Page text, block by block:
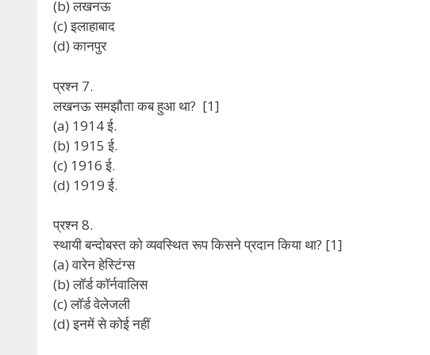
(b) लखनऊ
(c) इलाहाबाद
(d) कानपुर
प्रश्न 7.
लखनऊ समझौता कब हुआ था? [1]
(a) 1914 ई.
(b) 1915 ई.
(c) 1916 ई.
(d) 1919 ई.
प्रश्न 8.
स्थायी बन्दोबस्त को व्यवस्थित रूप किसने प्रदान किया था? [1]
(a) वारेन हेस्टिंग्स
(b) लॉर्ड कॉर्नवालिस
(c) लॉर्ड वेलेजली
(d) इनमें से कोई नहीं